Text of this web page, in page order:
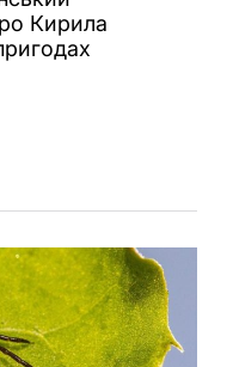
Кирила